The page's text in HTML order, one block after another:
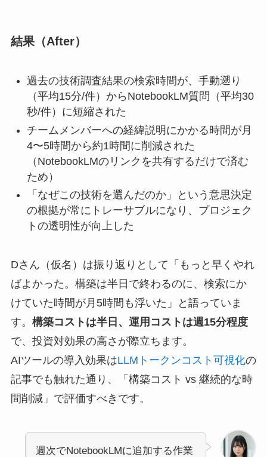
結果（After）
過去の技術調査結果の検索時間が、手動遡り
（平均15分/件）からNotebookLM質問（平均30
秒/件）に短縮された
チームメンバーへの経緯説明にかかる時間が月
4〜5時間から約1時間に削減された
（NotebookLMのリンクを共有するだけで済む
ため）
「なぜこの技術を選んだのか」という意思決定
の根拠が常にトレーサブルになり、プロジェク
トの透明性が向上した
Dさん（仮名）は振り返りとして「もっと早くやれ
ばよかった。構築は半日で終わるのに、検索にか
けていた時間が月5時間も浮いた」と語っていま
す。 構築コストは半日、運用コストは週15分程度
で、投資対効果の高さが際立ちます。
AIツールの導入効果はLLMトークンコスト可視化の
記事でも触れた通り、「構築コスト vs 継続的な時
間削減」で評価すべきです。
週次でNotebookLMに追加する作業